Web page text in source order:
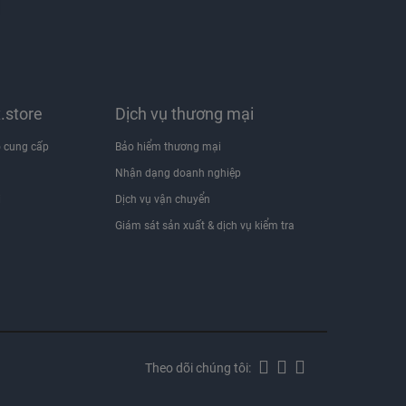
cung cấp
Dịch vụ thương mại
Bảo hiểm thương mại
Nhận dạng doanh nghiệp
Dịch vụ vận chuyển
Giám sát sản xuất & dịch vụ kiểm tra
Theo dõi chúng tôi: